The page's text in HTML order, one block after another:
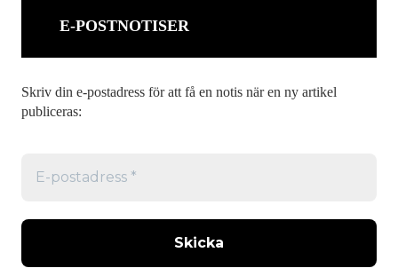
E-POSTNOTISER
Skriv din e-postadress för att få en notis när en ny artikel
publiceras: